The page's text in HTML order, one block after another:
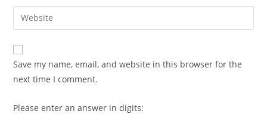
comment
email
address
comment
Enter
your
website
URL
(optional)
Save my name, email, and website in this browser for the
next time I comment.
Please enter an answer in digits: